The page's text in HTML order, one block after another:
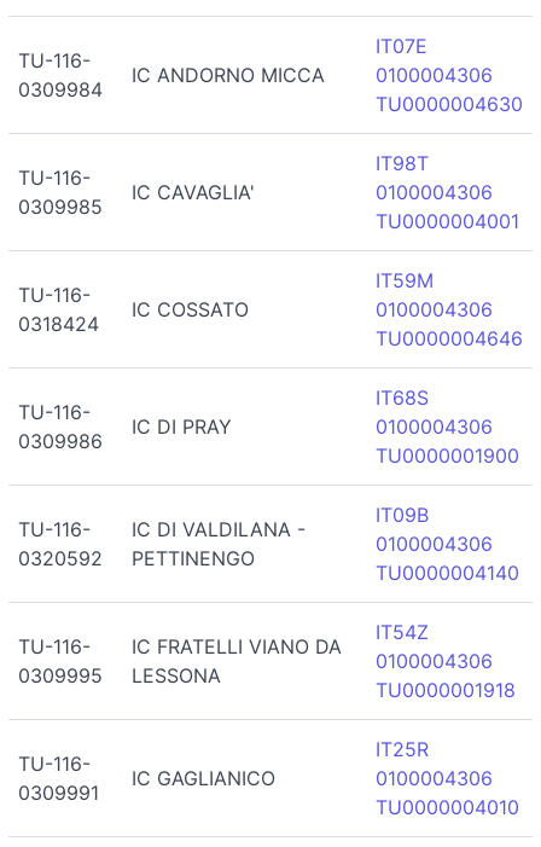
TU-116-
0309984
IC ANDORNO MICCA
IT07E
0100004306
TU0000004630
TU-116-
0309985
IC CAVAGLIA'
IT98T
0100004306
TU0000004001
TU-116-
0318424
IC COSSATO
IT59M
0100004306
TU0000004646
TU-116-
0309986
IC DI PRAY
IT68S
0100004306
TU0000001900
TU-116-
0320592
IC DI VALDILANA -
PETTINENGO
IT09B
0100004306
TU0000004140
TU-116-
0309995
IC FRATELLI VIANO DA
LESSONA
IT54Z
0100004306
TU0000001918
TU-116-
0309991
IC GAGLIANICO
IT25R
0100004306
TU0000004010